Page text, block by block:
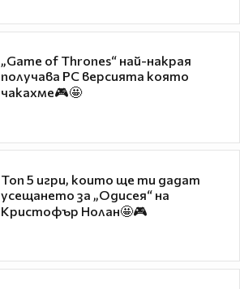
„Game of Thrones“ най-накрая
получава PC версията която
чакахме🎮🤩
Топ 5 игри, които ще ти дадат
усещането за „Одисея“ на
Кристофър Нолан🤩🎮